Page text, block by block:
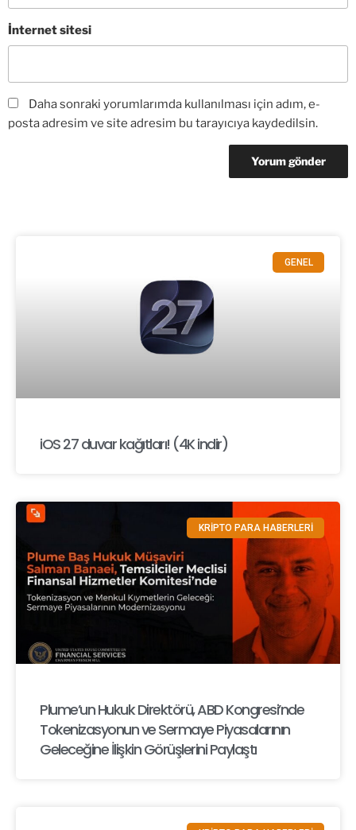
İnternet sitesi
Daha sonraki yorumlarımda kullanılması için adım, e-
posta adresim ve site adresim bu tarayıcıya kaydedilsin.
GENEL
iOS 27 duvar kağıtları! (4K indir)
KRİPTO PARA HABERLERİ
Plume’un Hukuk Direktörü, ABD Kongresi’nde
Tokenizasyonun ve Sermaye Piyasalarının
Geleceğine İlişkin Görüşlerini Paylaştı